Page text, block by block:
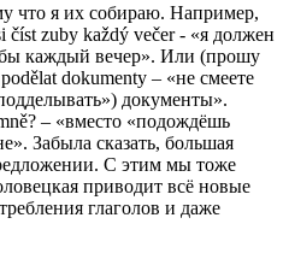
что я их собираю. Например,
zuby každý večer - «я должен
каждый вечер». Или (прошу
dokumenty – «не смеете
документы».
– «вместо «подождёшь
Забыла сказать, большая
С этим мы тоже
приводит всё новые
глаголов и даже